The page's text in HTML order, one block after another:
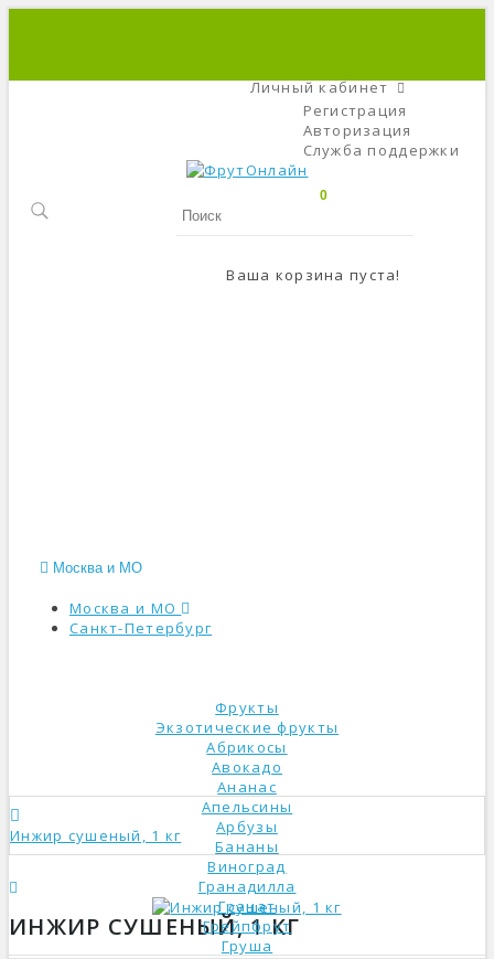
Личный кабинет
Регистрация
Авторизация
Служба поддержки
0
Ваша корзина пуста!
Москва и МО
Москва и МО
Санкт-Петербург
Фрукты
Экзотические фрукты
Абрикосы
Авокадо
Ананас
Апельсины
Арбузы
Бананы
Виноград
Гранадилла
Гранат
Грейпфрут
Груша
Инжир сушеный, 1 кг
ИНЖИР СУШЕНЫЙ, 1 КГ